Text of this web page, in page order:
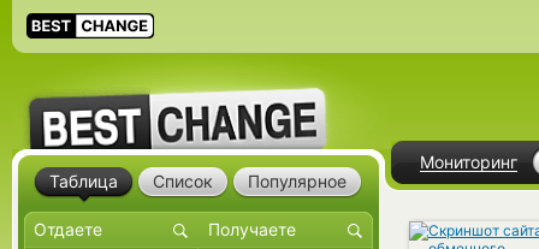
Мониторинг
Таблица Список Популярное